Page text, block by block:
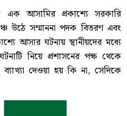
এক আসামির প্রকাশ্যে সরকারি
উঠে সম্মাননা পদক বিতরণ এবং
আসার ঘটনায় স্থানীয়দের মধ্যে
নিয়ে প্রশাসনের পক্ষ থেকে
দেওয়া হয় কি না, সেদিকে